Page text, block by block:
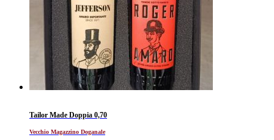
Tailor Made Doppia 0,70
Vecchio Magazzino Doganale